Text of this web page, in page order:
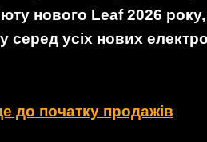
нового Leaf 2026
усіх нових
до початку продажів